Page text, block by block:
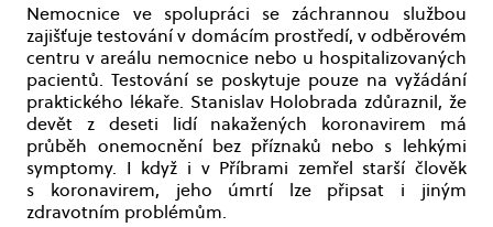
Nemocnice ve spolupráci se záchrannou službou
zajišťuje testování v domácím prostředí, v odběrovém
centru v areálu nemocnice nebo u hospitalizovaných
pacientů. Testování se poskytuje pouze na vyžádání
praktického lékaře. Stanislav Holobrada zdůraznil, že
devět z deseti lidí nakažených koronavirem má
průběh onemocnění bez příznaků nebo s lehkými
symptomy. I když i v Příbrami zemřel starší člověk
s koronavirem, jeho úmrtí lze připsat i jiným
zdravotním problémům.